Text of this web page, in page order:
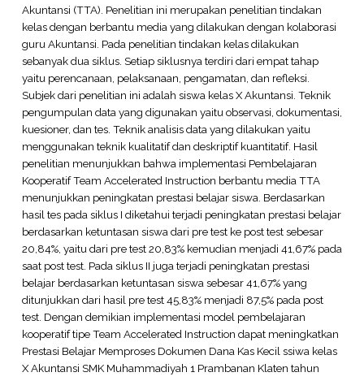
Akuntansi (TTA). Penelitian ini merupakan penelitian tindakan
kelas dengan berbantu media yang dilakukan dengan kolaborasi
guru Akuntansi. Pada penelitian tindakan kelas dilakukan
sebanyak dua siklus. Setiap siklusnya terdiri dari empat tahap
yaitu perencanaan, pelaksanaan, pengamatan, dan refleksi.
Subjek dari penelitian ini adalah siswa kelas X Akuntansi. Teknik
pengumpulan data yang digunakan yaitu observasi, dokumentasi,
kuesioner, dan tes. Teknik analisis data yang dilakukan yaitu
menggunakan teknik kualitatif dan deskriptif kuantitatif. Hasil
penelitian menunjukkan bahwa implementasi Pembelajaran
Kooperatif Team Accelerated Instruction berbantu media TTA
menunjukkan peningkatan prestasi belajar siswa. Berdasarkan
hasil tes pada siklus I diketahui terjadi peningkatan prestasi belajar
berdasarkan ketuntasan siswa dari pre test ke post test sebesar
20,84%, yaitu dari pre test 20,83% kemudian menjadi 41,67% pada
saat post test. Pada siklus II juga terjadi peningkatan prestasi
belajar berdasarkan ketuntasan siswa sebesar 41,67% yang
ditunjukkan dari hasil pre test 45,83% menjadi 87,5% pada post
test. Dengan demikian implementasi model pembelajaran
kooperatif tipe Team Accelerated Instruction dapat meningkatkan
Prestasi Belajar Memproses Dokumen Dana Kas Kecil ssiwa kelas
X Akuntansi SMK Muhammadiyah 1 Prambanan Klaten tahun